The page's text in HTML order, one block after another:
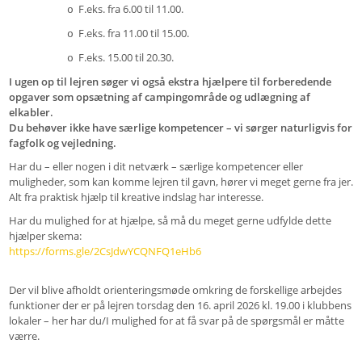
o F.eks. fra 6.00 til 11.00.
o F.eks. fra 11.00 til 15.00.
o F.eks. 15.00 til 20.30.
I ugen op til lejren søger vi også ekstra hjælpere til forberedende
opgaver som opsætning af campingområde og udlægning af
elkabler.
Du behøver ikke have særlige kompetencer – vi sørger naturligvis for
fagfolk og vejledning.
Har du – eller nogen i dit netværk – særlige kompetencer eller
muligheder, som kan komme lejren til gavn, hører vi meget gerne fra jer.
Alt fra praktisk hjælp til kreative indslag har interesse.
Har du mulighed for at hjælpe, så må du meget gerne udfylde dette
hjælper skema:
https://forms.gle/2CsJdwYCQNFQ1eHb6
Der vil blive afholdt orienteringsmøde omkring de forskellige arbejdes
funktioner der er på lejren torsdag den 16. april 2026 kl. 19.00 i klubbens
lokaler – her har du/I mulighed for at få svar på de spørgsmål er måtte
værre.